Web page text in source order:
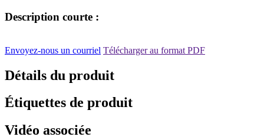
Description courte :
Envoyez-nous un courriel Télécharger au format PDF
Détails du produit
Étiquettes de produit
Vidéo associée